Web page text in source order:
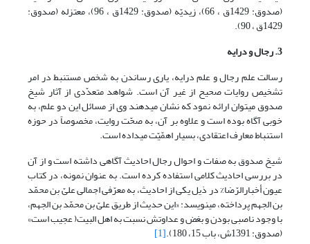
(صدوق: 1429ق ، 66)، زیدیّه (صدوق: 1429ق ، 96)، معتزله (صدوق:
1429ق ، 90).
3. رجال و درایه
رسالت علم رجال و علم درایه، یاری رساندن به شخص مستنبط در امر
تشخیص روایات صحیح از غیر آن است. شواهد متعدّدی از آثار شیخ
صدوق می‎توان ارائه نمود که نشان می‎دهند وی از مسائل این دو علم، به
خوبی آگاه بوده است و علاوه بر آن، به صحّت روایت، مخصوصاً در حوزه
استنباط معارف اعتقادی، بسیار اهمّیّت می‏داده است.
شیخ صدوق به صفات و احوال رجال احادیث آگاهی داشته است و از آن
در بررسی احادیث کلامی استفاده کرده است. به عنوان نمونه، در کتاب
عیون أخبارالرّضا% در ذیل یکی از احادیث، به معرّفی اجمالی علیّ بن محمّد
بن الجهم پرداخته، می‎نویسد: «این حدیث از طریق علیّ بن محمّد بن الجهم،
با وجود ناصبی بودن و بغض و عداوتش نسبت به اهل البیت( عجیب است»
(صدوق: 1391ش، باب 15، 180).
[1]